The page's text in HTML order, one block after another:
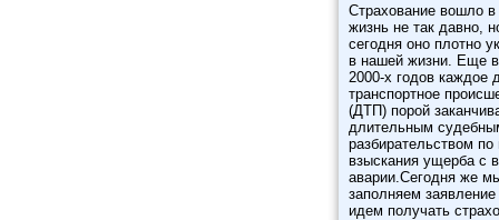
Страхование вошло
жизнь не так давно,
сегодня оно плотно
в нашей жизни. Еще
2000-х годов каждое
транспортное
(ДТП) порой
длительным
разбирательством по
взыскания ущерба с
аварии.Сегодня же
заполняем
идем получать